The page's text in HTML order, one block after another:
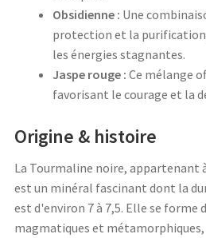
Obsidienne : Une
protection et la
les énergies stagnantes.
Jaspe rouge : Ce mélange
favorisant le courage et la
Origine & histoire
La Tourmaline noire, appartenant
est un minéral fascinant dont la
est d'environ 7 à 7,5. Elle se forme
magmatiques et métamorphiques,